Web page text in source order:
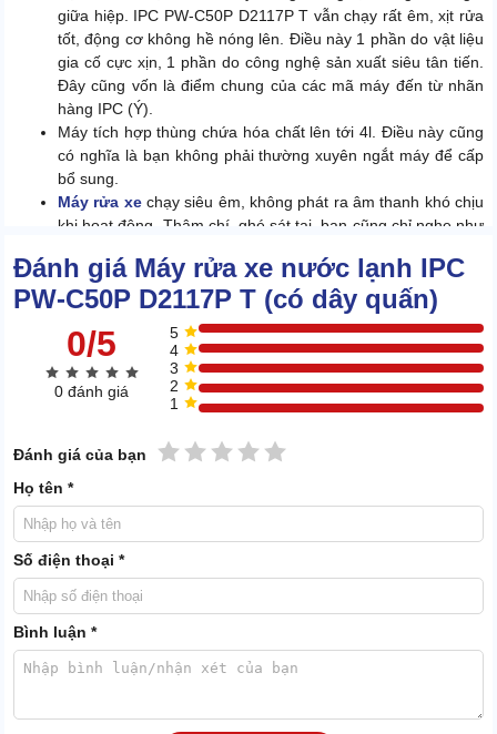
giữa hiệp. IPC PW-C50P D2117P T vẫn chạy rất êm, xịt rửa
tốt, động cơ không hề nóng lên. Điều này 1 phần do vật liệu
gia cố cực xịn, 1 phần do công nghệ sản xuất siêu tân tiến.
Đây cũng vốn là điểm chung của các mã máy đến từ nhãn
hàng IPC (Ý).
Máy tích hợp thùng chứa hóa chất lên tới 4l. Điều này cũng
có nghĩa là bạn không phải thường xuyên ngắt máy để cấp
bổ sung.
Máy rửa xechạy siêu êm, không phát ra âm thanh khó chịu
khi hoạt động. Thậm chí, ghé sát tai, bạn cũng chỉ nghe như
cao.. Các mối tiếp giáp được bọc lót rất kỹ, nhựa bao quanh
Đánh giá Máy rửa xe nước lạnh IPC
PW-C50P D2117P T (có dây quấn)
0/5
0 đánh giá
5
4
3
2
1
Đánh giá của bạn 5 sao
4 sao
3 sao
2 sao
1 sao
Họ tên *
Số điện thoại *
Bình luận *